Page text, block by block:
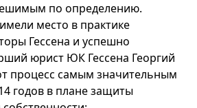
по определению.
место в практике
Гессена и успешно
юрист ЮК Гессена Георгий
процесс самым значительным
годов в плане защиты